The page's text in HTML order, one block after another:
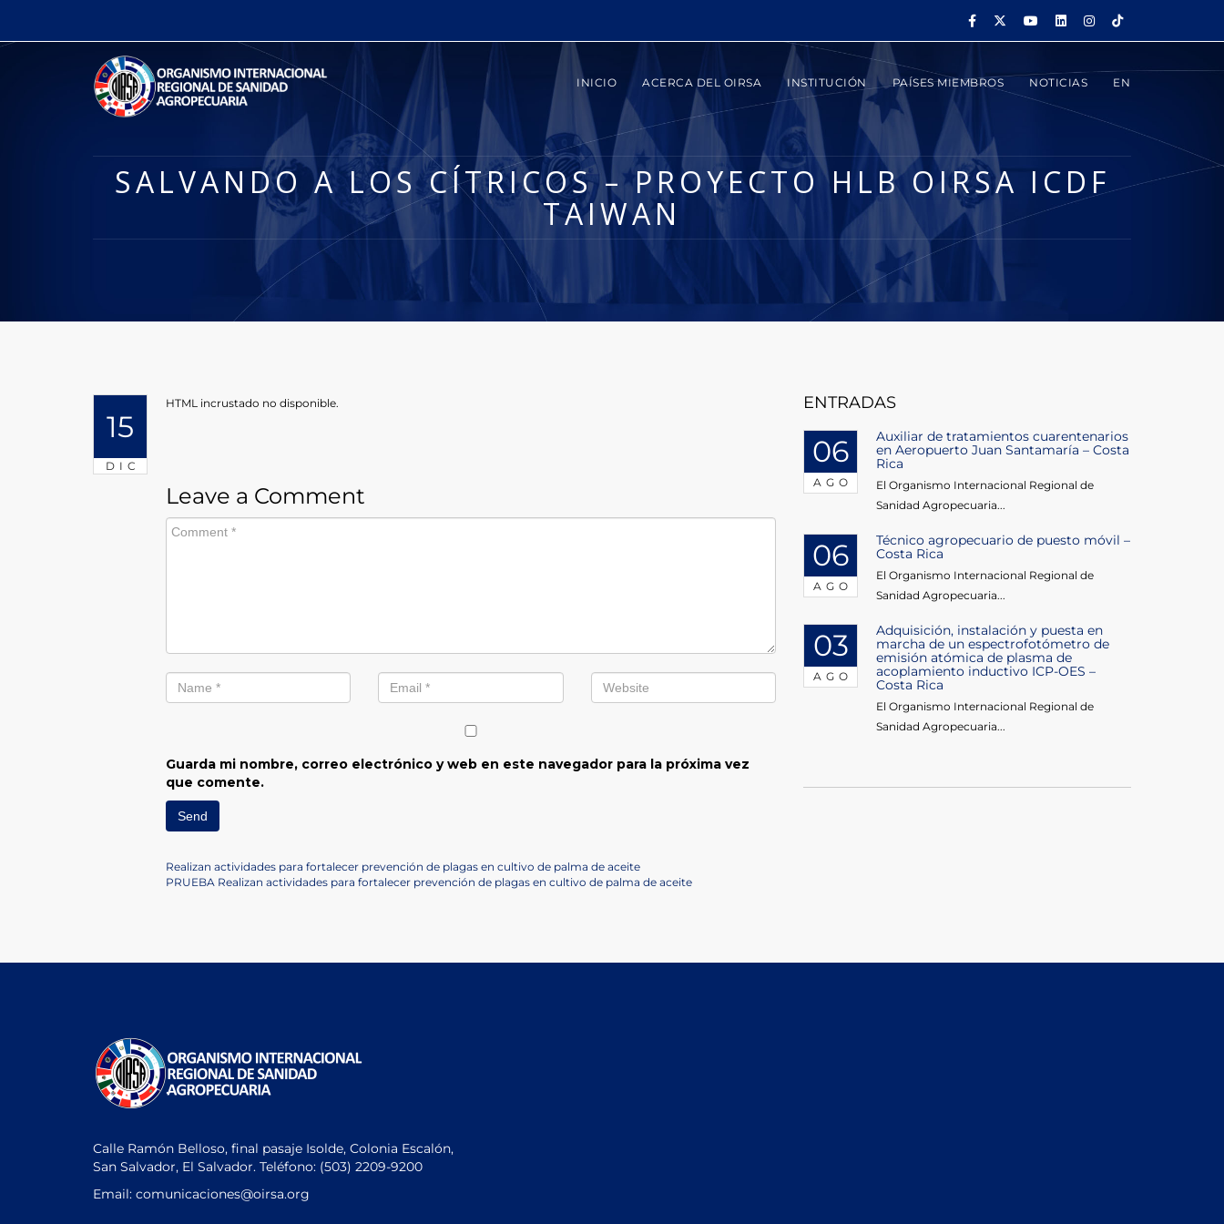
INICIO ACERCA DEL OIRSA INSTITUCIÓN PAÍSES MIEMBROS NOTICIAS EN
SALVANDO A LOS CÍTRICOS – PROYECTO HLB OIRSA ICDF
TAIWAN
15
DIC
HTML incrustado no disponible.
Leave a Comment
Guarda mi nombre, correo electrónico y web en este navegador para la próxima vez
que comente.
Navegación
Previous
Post
Realizan actividades para fortalecer prevención de plagas en cultivo de palma de aceite
Next
PRUEBA Realizan actividades para fortalecer prevención de plagas en cultivo de palma de aceite
ENTRADAS
06
AGO
Auxiliar de tratamientos cuarentenarios
en Aeropuerto Juan Santamaría – Costa
Rica
El Organismo Internacional Regional de
Sanidad Agropecuaria...
06
AGO
Técnico agropecuario de puesto móvil –
Costa Rica
El Organismo Internacional Regional de
Sanidad Agropecuaria...
03
AGO
Adquisición, instalación y puesta en
marcha de un espectrofotómetro de
emisión atómica de plasma de
acoplamiento inductivo ICP-OES –
Costa Rica
El Organismo Internacional Regional de
Sanidad Agropecuaria...
Calle Ramón Belloso, final pasaje Isolde, Colonia Escalón,
San Salvador, El Salvador. Teléfono: (503) 2209-9200
Email: comunicaciones@oirsa.org